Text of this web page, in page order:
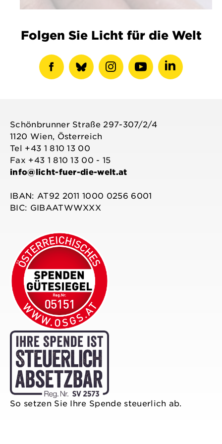
Folgen Sie Licht für die Welt
Facebook-
show
Instagram-Youtube-LinkedIN-
Schönbrunner Straße 297-307/2/4
1120 Wien, Österreich
Tel +43 1 810 13 00
Fax +43 1 810 13 00 - 15
info@licht-fuer-die-welt.at
IBAN: AT92 2011 1000 0256 6001
BIC: GIBAATWWXXX
So setzen Sie Ihre Spende steuerlich ab.